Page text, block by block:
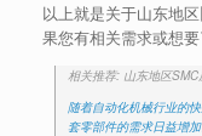
以上就是关于山东地
果您有相关需求或想
相关推荐: 山东地区
随着自动化机械行业的
套零部件的需求日益增